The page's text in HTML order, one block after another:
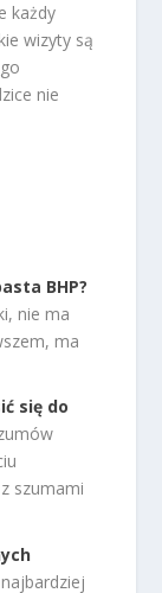
każdy
wizyty są
nie
BHP?
nie ma
ma
się do
szumami